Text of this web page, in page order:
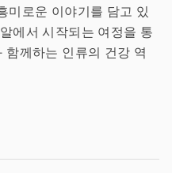
미로운 이야기를 담고 있
에서 시작되는 여정을 통
께하는 인류의 건강 역